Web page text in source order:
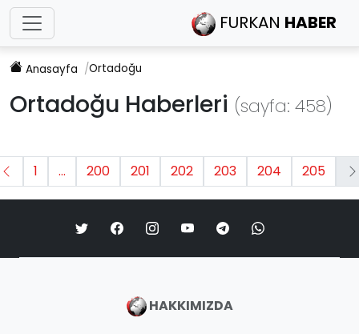
FURKAN HABER
Anasayfa Ortadoğu
Ortadoğu Haberleri (sayfa: 458)
1 ... 200 201 202 203 204 205
HAKKIMIZDA